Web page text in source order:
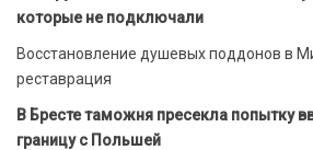
которые не подключали
Восстановление душевых поддонов в
реставрация
В Бресте таможня пресекла попытку
границу с Польшей